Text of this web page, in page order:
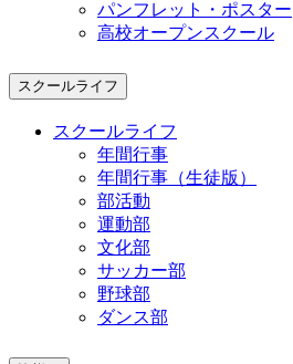
パンフレット・ポスター
高校オープンスクール
スクールライフ
スクールライフ
年間行事
年間行事（生徒版）
部活動
運動部
文化部
サッカー部
野球部
ダンス部